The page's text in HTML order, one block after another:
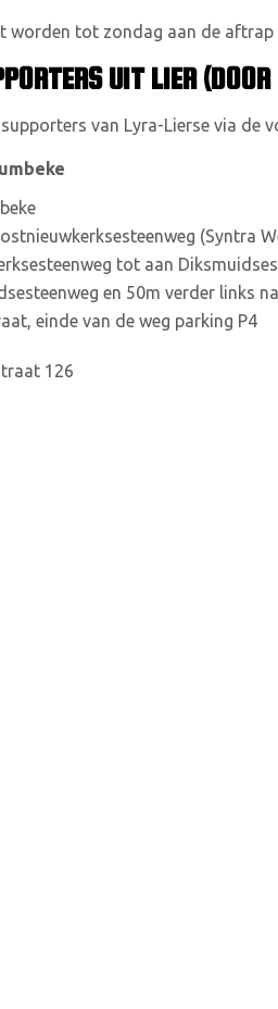
worden tot zondag aan de aftrap
UIT LIER
van Lyra-Lierse via de
(Syntra
tot aan
en 50m verder links
einde van de weg parking P4
126